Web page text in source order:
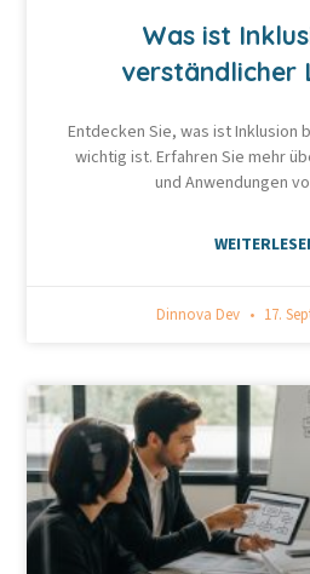
Was ist
verständlicher
Entdecken Sie, was ist Inklusion
wichtig ist. Erfahren Sie mehr
und Anwendungen
Dinnova Dev 17.